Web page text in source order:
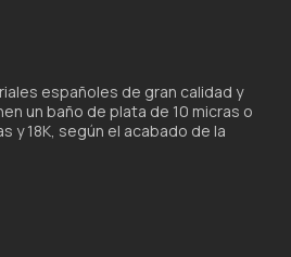
españoles de gran calidad y
un baño de plata de 10 micras o
y 18K, según el acabado de la
de nuestros productos los hace